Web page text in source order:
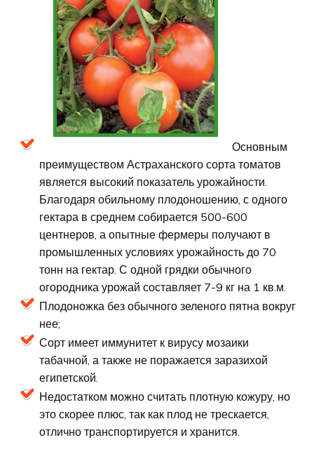
Основным
преимуществом Астраханского сорта томатов
является высокий показатель урожайности.
Благодаря обильному плодоношению, с одного
гектара в среднем собирается 500-600
центнеров, а опытные фермеры получают в
промышленных условиях урожайность до 70
тонн на гектар. С одной грядки обычного
огородника урожай составляет 7-9 кг на 1 кв.м.
Плодоножка без обычного зеленого пятна вокруг
нее;
Сорт имеет иммунитет к вирусу мозаики
табачной, а также не поражается заразихой
египетской.
Недостатком можно считать плотную кожуру, но
это скорее плюс, так как плод не трескается,
отлично транспортируется и хранится.